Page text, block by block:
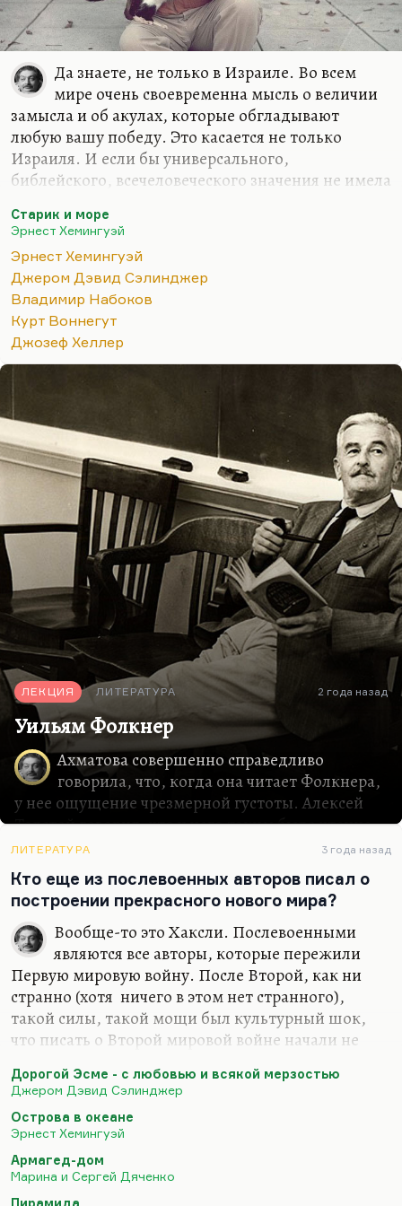
Да знаете, не только в Израиле. Во всем
мире очень своевременна мысль о величии
замысла и об акулах, которые обгладывают
любую вашу победу. Это касается не только
Израиля. И если бы универсального,
библейского, всечеловеческого значения не имела
получила. Она не вызвала бы такого восторга.
Понимаете, какая вещь? «Старик и море» написан
в минуты, когда Хемингуэй переживал
последний всплеск гениальности. Все остальное,
что он делал в это время, не годилось никуда.
«Острова в океане», которые так любила
Новодворская, – это все-таки повторение
несбалансированной и незавершенной. Ее
посмертно издали, там есть…
Старик и море
Эрнест Хемингуэй
Эрнест Хемингуэй
Джером Дэвид Сэлинджер
Владимир Набоков
Курт Воннегут
Джозеф Хеллер
ЛЕКЦИЯ ЛИТЕРАТУРА 2 года назад
Уильям Фолкнер
Ахматова совершенно справедливо
говорила, что, когда она читает Фолкнера,
у нее ощущение чрезмерной густоты. Алексей
Толстой говорил, что у него таким было чтение
Льва Толстого:
«Я уже все понял, а ты продолжаешь
нагнетать»
письма. При этом, как в его карикатурах,
глубочайшая продуманность и согласованность
всех сюжетных линий.
Если говорить о Фолкнере как о писателе,
прежде всего нужно заметить его необычайное
формальное совершенство. Глубина проработки
сюжета, внимательность к мельчайшим линиям,
поразительно точная и тонкая инструментовка,
в основе творчества Фолкнера лежит…
ЛИТЕРАТУРА 3 года назад
Кто еще из послевоенных авторов писал о
построении прекрасного нового мира?
Вообще-то это Хаксли. Послевоенными
являются все авторы, которые пережили
Первую мировую войну. После Второй, как ни
странно (хотя ничего в этом нет странного),
такой силы, такой мощи был культурный шок,
что писать о Второй мировой войне начали не
старались ее не касаться или умалчивать о
безднах, которые таятся в душе. Например, «Эсме
– с любовью и убожеством» (или «Посвящается
Эсме», «For Esmé – with Love and Squalor») – это,
наверное, самый мой любимый рассказ из
сэлинджеровской поздней «девятки». Абсолютно
Дорогой Эсме - с любовью и всякой мерзостью
Джером Дэвид Сэлинджер
Острова в океане
Эрнест Хемингуэй
Армагед-дом
Марина и Сергей Дяченко
Пирамида